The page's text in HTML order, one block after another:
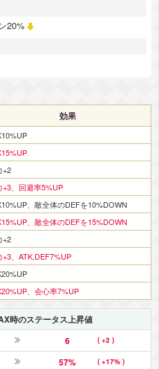
20%
効果
+2
+3、回避率5%UP
、敵全体のDEFを10%DOWN
、敵全体のDEFを15%DOWN
+2
+3、ATK,DEF7%UP
、会心率7%UP
時のステータス上昇値
6 ( +2 )
57% ( +17% )